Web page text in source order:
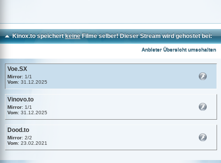
Kinox.to speichertkeineFilme selber! Dieser Stream wird gehostet bei:
Anbieter Übersicht umschalten
Voe.SX
Mirror: 1/1
Vom: 31.12.2025
Vinovo.to
Mirror: 1/1
Vom: 31.12.2025
Dood.to
Mirror: 2/2
Vom: 23.02.2021